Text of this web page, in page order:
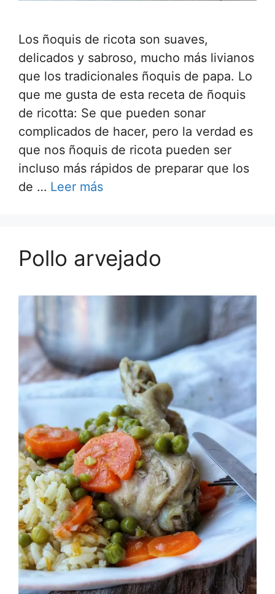
Los ñoquis de ricota son suaves,
delicados y sabroso, mucho más livianos
que los tradicionales ñoquis de papa. Lo
que me gusta de esta receta de ñoquis
de ricotta: Se que pueden sonar
complicados de hacer, pero la verdad es
que nos ñoquis de ricota pueden ser
incluso más rápidos de preparar que los
de … Leer más
Pollo arvejado